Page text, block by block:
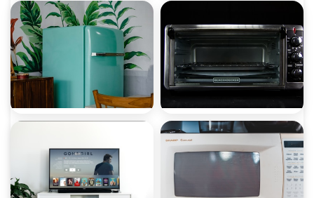
صيانة ثلاجات صيانة غسالات
صيانة ميكروويف صيانة ديب فريزر